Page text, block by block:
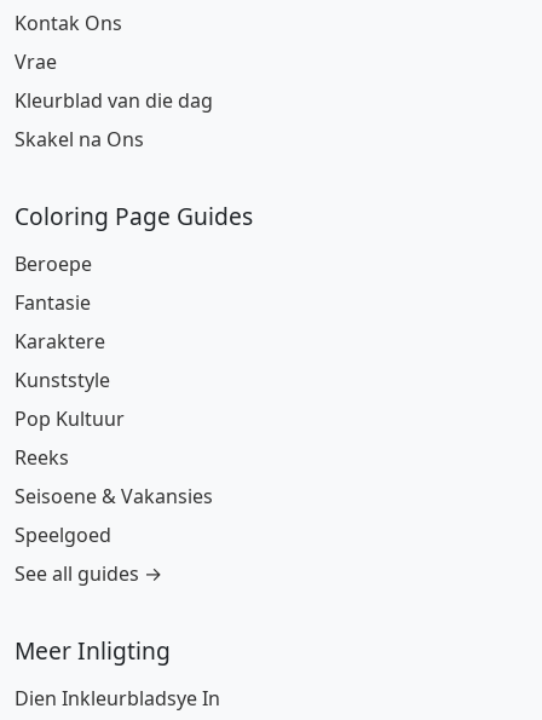
Kontak Ons
Vrae
Kleurblad van die dag
Skakel na Ons
Coloring Page Guides
Beroepe
Fantasie
Karaktere
Kunststyle
Pop Kultuur
Reeks
Seisoene & Vakansies
Speelgoed
See all guides →
Meer Inligting
Dien Inkleurbladsye In